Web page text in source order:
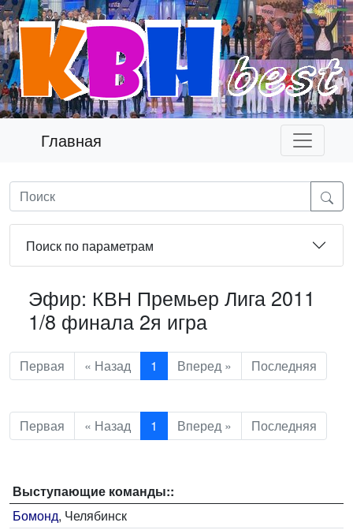
Главная
Поиск по параметрам
Эфир: КВН Премьер Лига 2011
1/8 финала 2я игра
Первая « Назад 1 Вперед » Последняя
Первая « Назад 1 Вперед » Последняя
Выступающие команды::
Бомонд, Челябинск